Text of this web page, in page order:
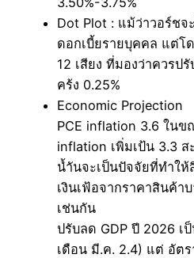
Dot Plot : แม้ว่าวอร์ช
ดอกเบี้ยรายบุคคล แต่โ
12 เสียง ที่มองว่าควรป
คร้ง 0.25%
Economic Projection
PCE inflation 3.6 ในข
inflation เพิ่มเป้น 3.3
น้ำันจะเป็นปัจจัยที่ทำใ
เงินเฟ้อจากราคาสินค้า
เช่นกัน
ปรับลด GDP ปี 2026 เ
เดือน มี.ค. 2.4) แต่ อัตร